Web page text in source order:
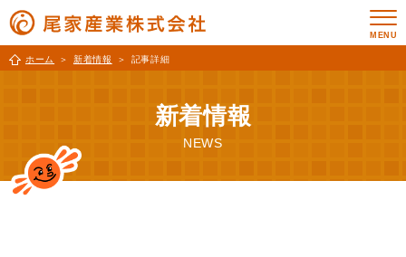
ホーム 新着情報 記事詳細
新着情報
NEWS